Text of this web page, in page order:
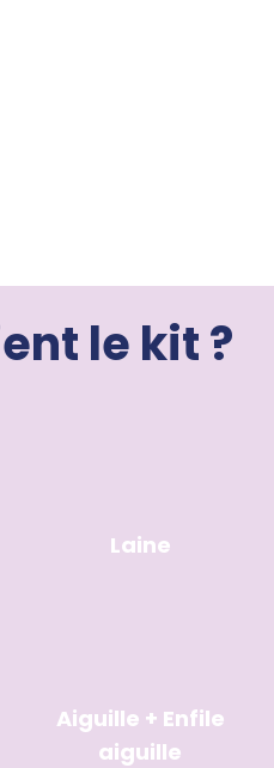
le kit ?
Laine
Aiguille + Enfile
aiguille